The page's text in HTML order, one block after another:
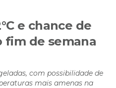
e chance de
fim de semana
com possibilidade de
mais amenas na